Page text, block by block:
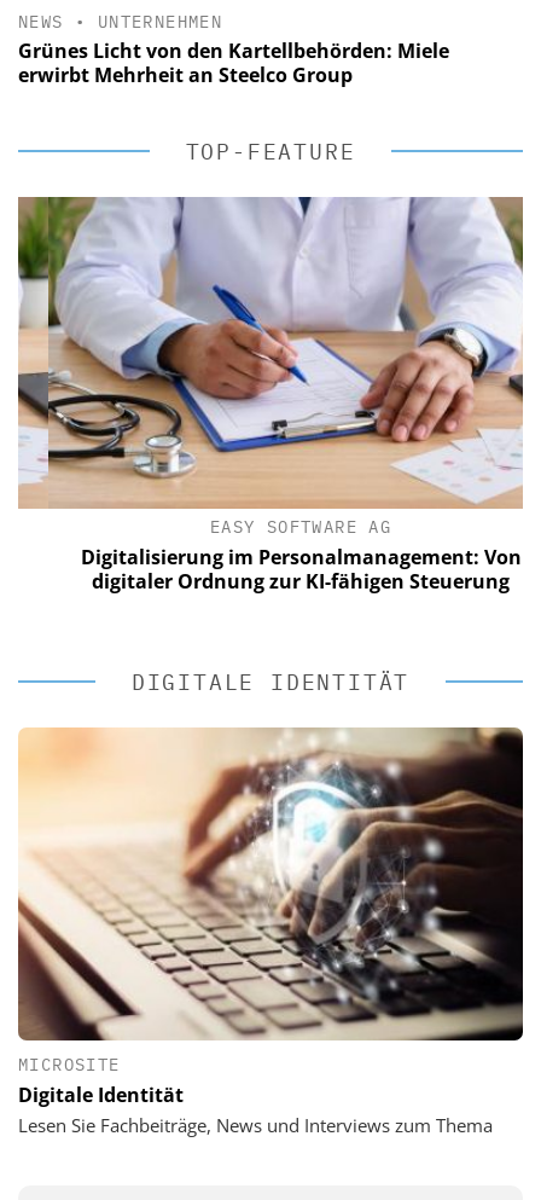
NEWS • UNTERNEHMEN
Grünes Licht von den Kartellbehörden: Miele
erwirbt Mehrheit an Steelco Group
TOP-FEATURE
EASY SOFTWARE AG
Digitalisierung im Personalmanagement: Von
digitaler Ordnung zur KI-fähigen Steuerung
DIGITALE IDENTITÄT
MICROSITE
Digitale Identität
Lesen Sie Fachbeiträge, News und Interviews zum Thema